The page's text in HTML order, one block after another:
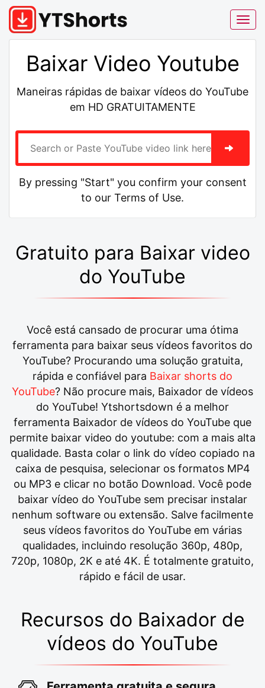
Baixar Video Youtube
Maneiras rápidas de baixar vídeos do YouTube
em HD GRATUITAMENTE
By pressing "Start" you confirm your consent
to our Terms of Use.
Gratuito para Baixar video
do YouTube
Você está cansado de procurar uma ótima
ferramenta para baixar seus vídeos favoritos do
YouTube? Procurando uma solução gratuita,
rápida e confiável para Baixar shorts do
YouTube? Não procure mais, Baixador de vídeos
do YouTube! Ytshortsdown é a melhor
ferramenta Baixador de vídeos do YouTube que
permite baixar video do youtube: com a mais alta
qualidade. Basta colar o link do vídeo copiado na
caixa de pesquisa, selecionar os formatos MP4
ou MP3 e clicar no botão Download. Você pode
baixar vídeo do YouTube sem precisar instalar
nenhum software ou extensão. Salve facilmente
seus vídeos favoritos do YouTube em várias
qualidades, incluindo resolução 360p, 480p,
720p, 1080p, 2K e até 4K. É totalmente gratuito,
rápido e fácil de usar.
Recursos do Baixador de
vídeos do YouTube